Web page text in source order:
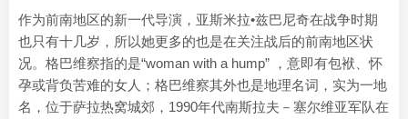
作为前南地区的新一代导演，亚斯米拉•兹巴尼奇在战争时期
也只有十几岁，所以她更多的也是在关注战后的前南地区状
况。格巴维察指的是“woman with a hump” ，意即有包袱、怀
孕或背负苦难的女人；格巴维察其外也是地理名词，实为一地
名，位于萨拉热窝城郊，1990年代南斯拉夫－塞尔维亚军队在